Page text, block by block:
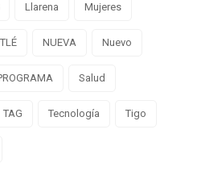
Llarena Mujeres
NUEVA Nuevo
Salud
TAG Tecnología Tigo